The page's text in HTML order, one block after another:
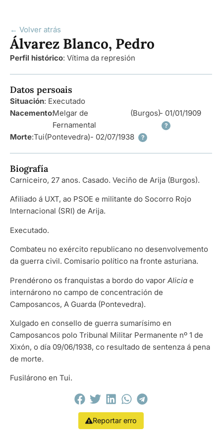
← Volver atrás
Álvarez Blanco, Pedro
Perfil histórico: Vítima da represión
Datos persoais
Situación: Executado
Nacemento:Melgar de
Fernamental
(Burgos)- 01/01/1909
?
Morte:Tui(Pontevedra)- 02/07/1938 ?
Biografía
Carniceiro, 27 anos. Casado. Veciño de Arija (Burgos).
Afiliado á UXT, ao PSOE e militante do Socorro Rojo
Internacional (SRI) de Arija.
Executado.
Combateu no exército republicano no desenvolvemento
da guerra civil. Comisario político na fronte asturiana.
Prendérono os franquistas a bordo do vapor Alicia e
internárono no campo de concentración de
Camposancos, A Guarda (Pontevedra).
Xulgado en consello de guerra sumarísimo en
Camposancos polo Tribunal Militar Permanente nº 1 de
Xixón, o día 09/06/1938, co resultado de sentenza á pena
de morte.
Fusilárono en Tui.
Reportar erro